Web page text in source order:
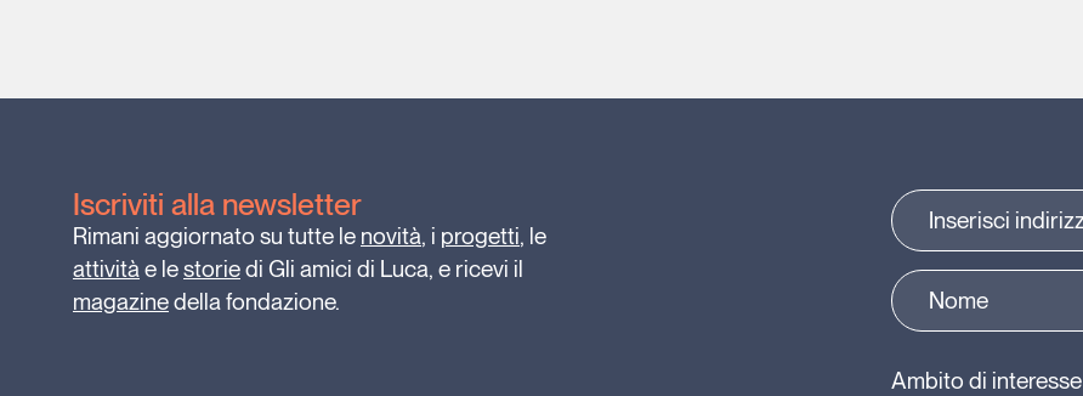
Iscriviti alla newsletter
Rimani aggiornato su tutte le novità, i progetti, le
attivitàe lestoriedi Gli amici di Luca, e ricevi il
magazinedella fondazione.
Ambito di interesse